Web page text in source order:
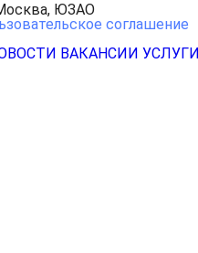
ЮЗАО
соглашение
ВАКАНСИИ УСЛУГИ